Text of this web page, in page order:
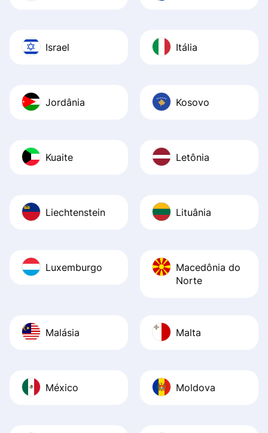
Israel Itália
Jordânia Kosovo
Kuaite Letônia
Liechtenstein Lituânia
Luxemburgo
Macedônia do
Norte
Malásia Malta
México Moldova